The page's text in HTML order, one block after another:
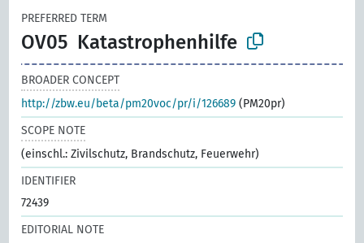
PREFERRED TERM
OV05 Katastrophenhilfe
BROADER CONCEPT
http://zbw.eu/beta/pm20voc/pr/i/126689 (PM20pr)
SCOPE NOTE
(einschl.: Zivilschutz, Brandschutz, Feuerwehr)
IDENTIFIER
72439
EDITORIAL NOTE